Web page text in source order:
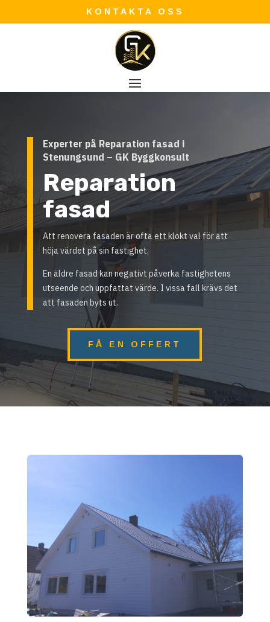
KONTAKTA OSS
Experter på Reparation fasad i
Stenungsund – GK Byggkonsult
Reparation
fasad
Att renovera fasaden är ofta ett klokt val för att
höja värdet på sin fastighet.
En äldre fasad kan negativt påverka fastighetens
utseende och uppfattat värde. I vissa fall krävs det
att fasaden byts ut.
FÅ EN OFFERT